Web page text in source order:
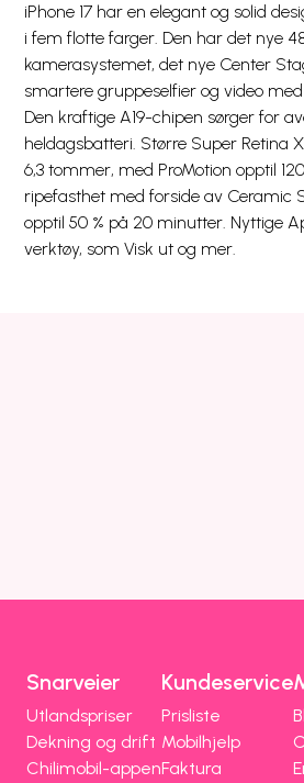
iPhone 17 har en elegant og solid
i fem flotte farger. Den har det nye
kamerasystemet, det nye Center
smartere gruppeselfier og video
Den kraftige A19-chipen sørger for
heldagsbatteri. Større Super Retina
6,3 tommer, med ProMotion opptil
ripefasthet med forside av Ceramic
opptil 50 % på 20 minutter. Nyttige
verktøy, som Visk ut og mer.
Snarveier
Utlandspriser
Dekning og drift
Chilimobil-appen
Kundeservice
Prisliste
Mobilhjelp
Faktura